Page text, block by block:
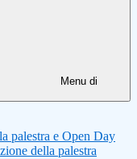
Menu di
palestra e Open Day
della palestra